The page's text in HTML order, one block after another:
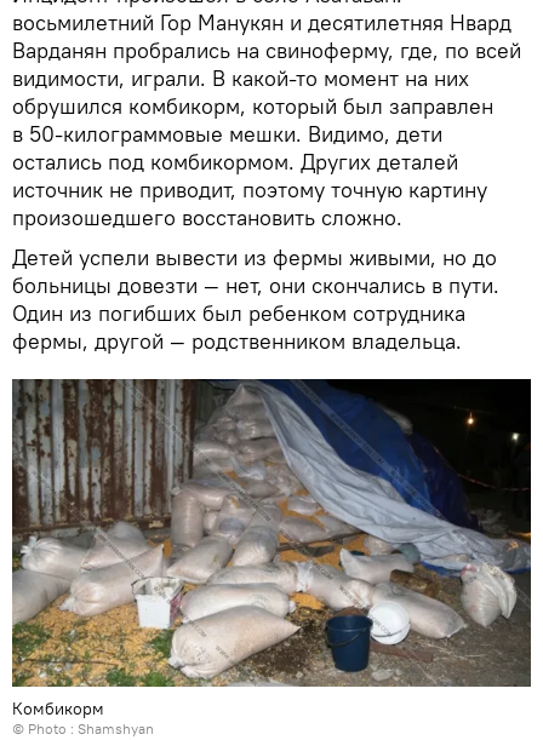
восьмилетний Гор Манукян и десятилетняя Нвард
Варданян пробрались на свиноферму, где, по всей
видимости, играли. В какой-то момент на них
обрушился комбикорм, который был заправлен
в 50-килограммовые мешки. Видимо, дети
остались под комбикормом. Других деталей
источник не приводит, поэтому точную картину
произошедшего восстановить сложно.
Детей успели вывести из фермы живыми, но до
больницы довезти — нет, они скончались в пути.
Один из погибших был ребенком сотрудника
фермы, другой — родственником владельца.
Комбикорм
© Photo : Shamshyan